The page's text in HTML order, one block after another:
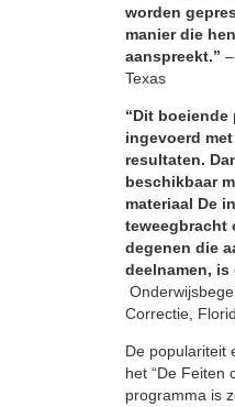
worden
manier die
aanspreekt.”
Texas
“Dit boeiende
ingevoerd
resultaten.
beschikbaar
materiaal De
teweegbracht
degenen die
deelnamen, is
Correctie,
De populariteit
het “De Feiten
programma is